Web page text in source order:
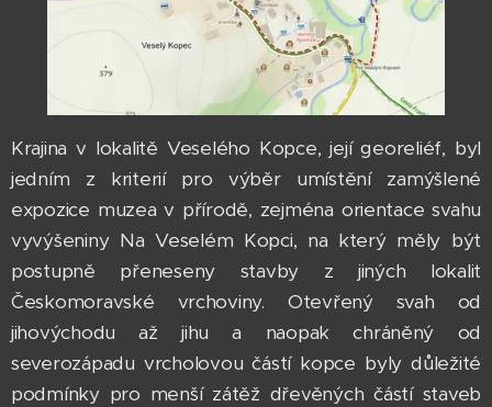
Krajina v lokalitě Veselého Kopce, její georeliéf, byl
jedním z kriterií pro výběr umístění zamýšlené
expozice muzea v přírodě, zejména orientace svahu
vyvýšeniny Na Veselém Kopci, na který měly být
postupně přeneseny stavby z jiných lokalit
Českomoravské vrchoviny. Otevřený svah od
jihovýchodu až jihu a naopak chráněný od
severozápadu vrcholovou částí kopce byly důležité
podmínky pro menší zátěž dřevěných částí staveb